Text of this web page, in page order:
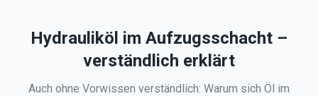
Hydrauliköl im Aufzugsschacht –
verständlich erklärt
Auch ohne Vorwissen verständlich: Warum sich Öl im